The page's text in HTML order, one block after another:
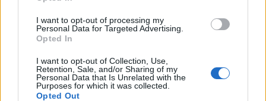
I want to opt-out of processing my
Personal Data for Targeted Advertising.
Opted In
I want to opt-out of Collection, Use,
Retention, Sale, and/or Sharing of my
Personal Data that Is Unrelated with the
Purposes for which it was collected.
Opted Out